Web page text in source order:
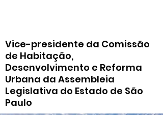
Vice-presidente da Comissão
de Habitação,
Desenvolvimento e Reforma
Urbana da Assembleia
Legislativa do Estado de São
Paulo